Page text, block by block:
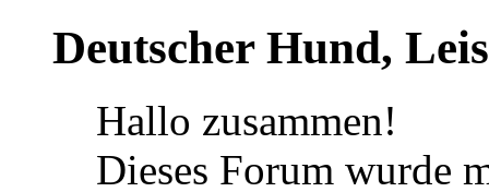
Deutscher Hund,
Hallo zusammen!
Dieses Forum wurde